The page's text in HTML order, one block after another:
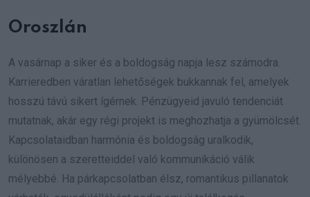
Oroszlán
A vasárnap a siker és a boldogság napja lesz számodra.
Karrieredben váratlan lehetőségek bukkannak fel, amelyek
hosszú távú sikert ígérnek. Pénzügyeid javuló tendenciát
mutatnak, akár egy régi projekt is meghozhatja a gyümölcsét.
Kapcsolataidban harmónia és boldogság uralkodik,
különösen a szeretteiddel való kommunikáció válik
mélyebbé. Ha párkapcsolatban élsz, romantikus pillanatok